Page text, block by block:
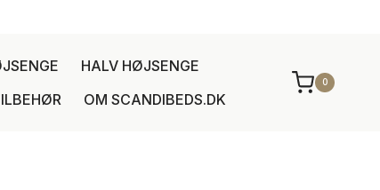
HALV HØJSENGE
OM SCANDIBEDS.DK
0